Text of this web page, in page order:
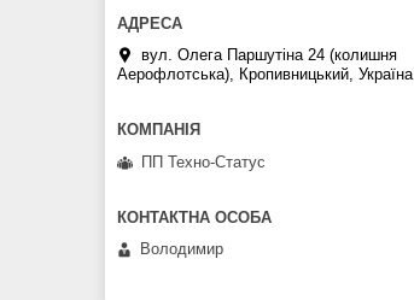
вул. Олега Паршутіна 24 (колишня
Аерофлотська), Кропивницький, Україна
ПП Техно-Статус
Володимир